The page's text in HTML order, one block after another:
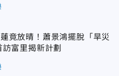
竟放晴！蕭景鴻擺脫「旱災
冠首訪富里揭新計劃